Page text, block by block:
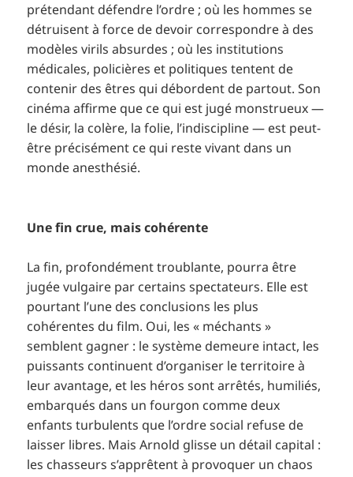
prétendant défendre l’ordre ; où les hommes se
détruisent à force de devoir correspondre à des
modèles virils absurdes ; où les institutions
médicales, policières et politiques tentent de
contenir des êtres qui débordent de partout. Son
cinéma affirme que ce qui est jugé monstrueux —
le désir, la colère, la folie, l’indiscipline — est peut-
être précisément ce qui reste vivant dans un
monde anesthésié.
Une fin crue, mais cohérente
La fin, profondément troublante, pourra être
jugée vulgaire par certains spectateurs. Elle est
pourtant l’une des conclusions les plus
cohérentes du film. Oui, les « méchants »
semblent gagner : le système demeure intact, les
puissants continuent d’organiser le territoire à
leur avantage, et les héros sont arrêtés, humiliés,
embarqués dans un fourgon comme deux
enfants turbulents que l’ordre social refuse de
laisser libres. Mais Arnold glisse un détail capital :
les chasseurs s’apprêtent à provoquer un chaos